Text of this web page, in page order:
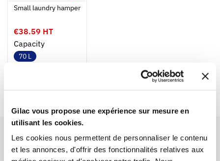
Gilac vous propose une expérience sur mesure en
utilisant les cookies.
Les cookies nous permettent de personnaliser le contenu
et les annonces, d'offrir des fonctionnalités relatives aux
Small laundry hamper
€38.59 HT
Capacity
70 L